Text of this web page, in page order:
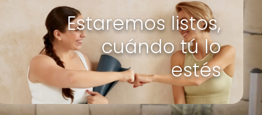
Estaremos listos,
cuándo tú lo
estés